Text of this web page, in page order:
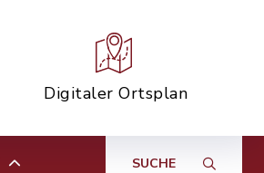
Digitaler Ortsplan
SUCHE